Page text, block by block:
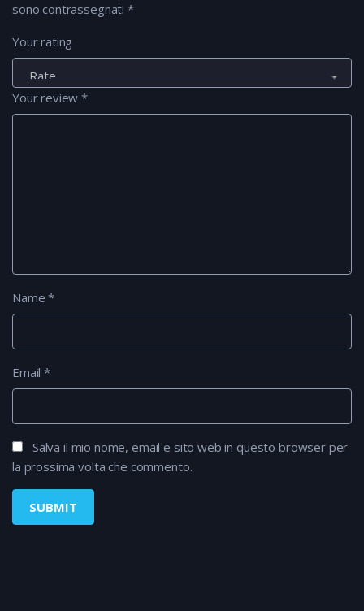
sono contrassegnati *
Your rating
Your review*
Name*
Email*
Salva il mio nome, email e sito web in questo browser per
la prossima volta che commento.